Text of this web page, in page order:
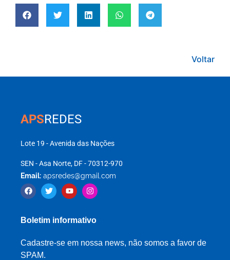
Voltar
APSREDES
Lote 19 - Avenida das Nações
SEN - Asa Norte, DF - 70312-970
Email: apsredes@gmail.com
Boletim informativo
Cadastre-se em nossa news, não somos a favor de
SPAM.